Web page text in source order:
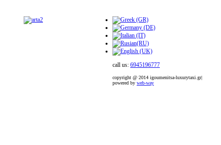
call us: 6945196777
copyright @ 2014 igoumenitsa-luxurytaxi.gr|
powered by web-way